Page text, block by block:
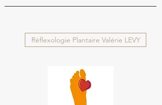
Réflexologie Plantaire Valérie LEVY